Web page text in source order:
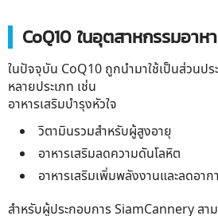
CoQ10 ในอุตสาหกรรมอาห
ในปัจจุบัน CoQ10 ถูกนำมาใช้เป็นส่วน
หลายประเภท เช่น
อาหารเสริมบำรุงหัวใจ
วิตามินรวมสำหรับผู้สูงอายุ
อาหารเสริมลดความดันโลหิต
อาหารเสริมเพิ่มพลังงานและลดอาก
สำหรับผู้ประกอบการ SiamCannery สา